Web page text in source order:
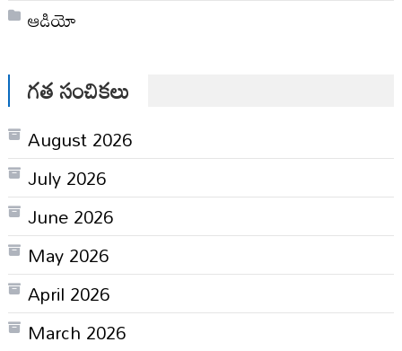
ఆడియో
గత సంచికలు
August 2026
July 2026
June 2026
May 2026
April 2026
March 2026